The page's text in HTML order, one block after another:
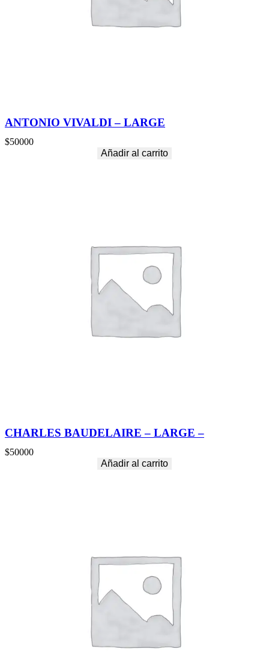
ANTONIO VIVALDI – LARGE
$50000
Añadir al carrito
CHARLES BAUDELAIRE – LARGE –
$50000
Añadir al carrito